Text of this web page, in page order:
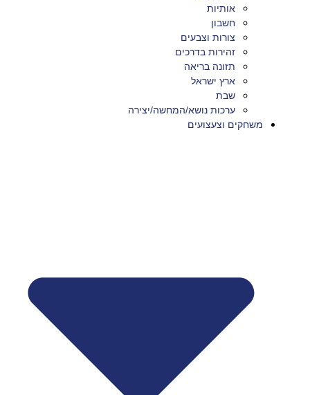
אותיות
חשבון
צורות וצבעים
זהירות בדרכים
תזונה בריאה
ארץ ישראל
שבת
ערכות נושא/המחשה/יצירה
משחקים וצעצועים